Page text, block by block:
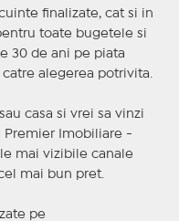
finalizate, cat si in
toate bugetele si
30 de ani pe piata
alegerea potrivita.
casa si vrei sa vinzi
Premier Imobiliare -
mai vizibile canale
mai bun pret.
pe